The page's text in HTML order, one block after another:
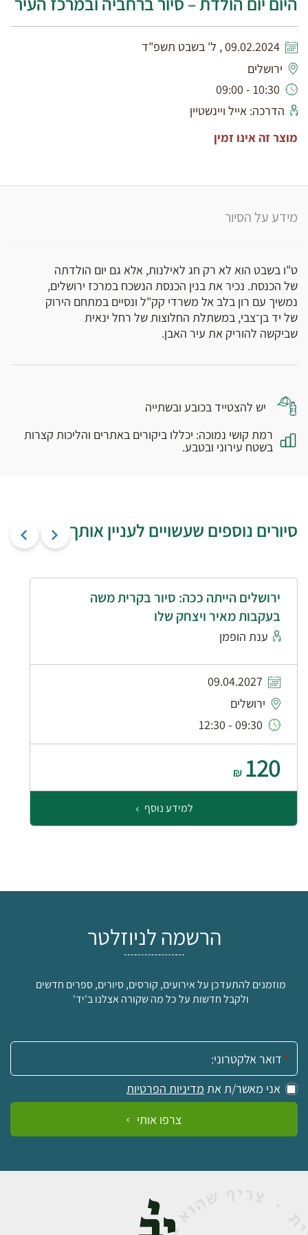
09.02.2024 , ל' בשבט תשפ"ד
ירושלים
10:30 - 09:00
הדרכה: אייל ויינשטיין
מוצר זה אינו זמין
מידע על הסיור
ט"ו בשבט הוא לא רק חג לאילנות, אלא גם יום הולדתה
של הכנסת. נכיר את בנין הכנסת הנשכח במרכז ירושלים,
נמשיך עם רון בלב אל משרדי קק"ל ונסיים במתחם הירוק
של יד בן־צבי, במשתלת החלוצות של רחל ינאית
שביקשה להוריק את עיר האבן.
יש להצטייד בכובע ובשתייה
רמת קושי נמוכה: יכללו ביקורים באתרים והליכות קצרות
בשטח עירוני ובטבע.
סיורים נוספים שעשויים לעניין אותך
ירושלים הייתה ככה: סיור בקרית משה
בעקבות מאיר ויצחק שלו
ענת הופמן
09.04.2027
ירושלים
09:30 - 12:30
120
₪
למידע נוסף
הרשמה לניוזלטר
מוזמנים להתעדכן על אירועים, קורסים, סיורים, ספרים חדשים
ולקבל חדשות על כל מה שקורה אצלנו ב'יד'
אימייל:
אני מאשר/ת את מדיניות הפרטיות
צרפו אותי